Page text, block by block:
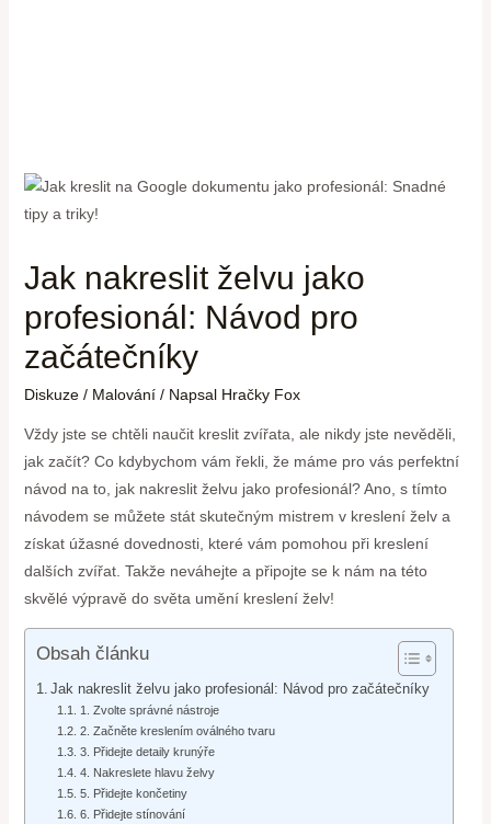
Jak nakreslit želvu jako
profesionál: Návod pro
začátečníky
Diskuze / Malování/ Napsal Hračky Fox
Vždy jste se chtěli naučit kreslit zvířata, ale nikdy jste nevěděli,
jak začít? Co kdybychom vám řekli, že máme pro vás perfektní
návod na to, jak nakreslit želvu jako profesionál? Ano, s tímto
návodem se můžete stát skutečným mistrem v kreslení želv a
získat úžasné dovednosti, které vám pomohou při kreslení
dalších zvířat. Takže neváhejte a připojte se k nám na této
skvělé výpravě do světa umění kreslení želv!
Obsah článku
Jak nakreslit želvu jako profesionál: Návod pro začátečníky
1. Zvolte správné nástroje
2. Začněte kreslením oválného tvaru
3. Přidejte detaily krunýře
4. Nakreslete hlavu želvy
5. Přidejte končetiny
6. Přidejte stínování